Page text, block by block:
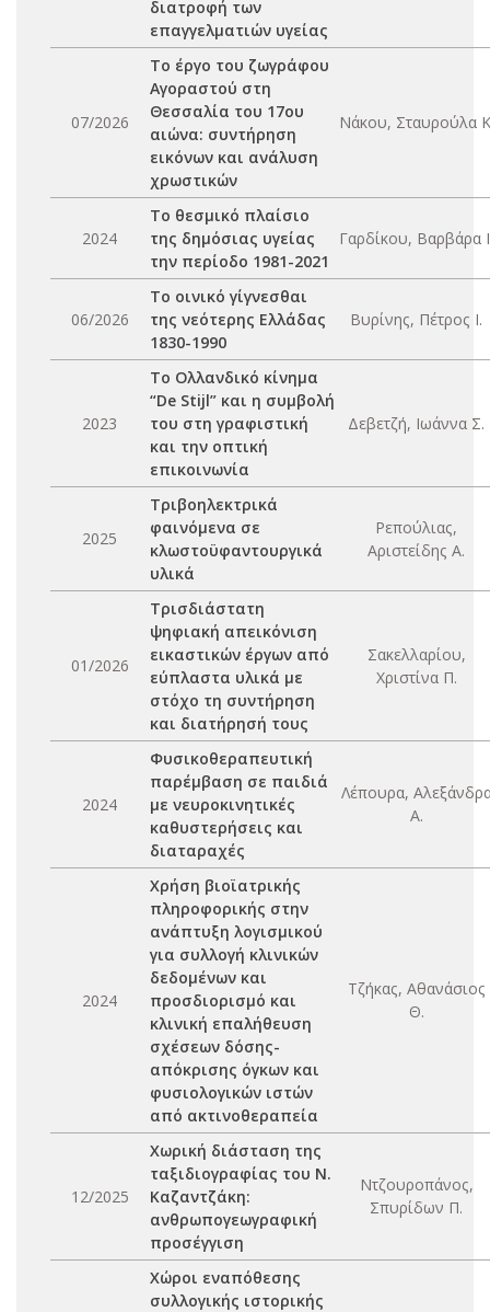
διατροφή των
επαγγελματιών υγείας
07/2026
Το έργο του ζωγράφου
Αγοραστού στη
Θεσσαλία του 17ου
αιώνα: συντήρηση
εικόνων και ανάλυση
χρωστικών
Νάκου, Σταυρούλα
2024
Το θεσμικό πλαίσιο
της δημόσιας υγείας
την περίοδο 1981-2021
Γαρδίκου, Βαρβάρα
06/2026
Το οινικό γίγνεσθαι
της νεότερης Ελλάδας
1830-1990
Βυρίνης, Πέτρος Ι.
2023
Το Ολλανδικό κίνημα
“De Stijl” και η συμβολή
του στη γραφιστική
και την οπτική
επικοινωνία
Δεβετζή, Ιωάννα Σ.
2025
Τριβοηλεκτρικά
φαινόμενα σε
κλωστοϋφαντουργικά
υλικά
Ρεπούλιας,
Αριστείδης Α.
01/2026
Τρισδιάστατη
ψηφιακή απεικόνιση
εικαστικών έργων από
εύπλαστα υλικά με
στόχο τη συντήρηση
και διατήρησή τους
Σακελλαρίου,
Χριστίνα Π.
2024
Φυσικοθεραπευτική
παρέμβαση σε παιδιά
με νευροκινητικές
καθυστερήσεις και
διαταραχές
Λέπουρα,
Α.
2024
Χρήση βιοϊατρικής
πληροφορικής στην
ανάπτυξη λογισμικού
για συλλογή κλινικών
δεδομένων και
προσδιορισμό και
κλινική επαλήθευση
σχέσεων δόσης-
απόκρισης όγκων και
φυσιολογικών ιστών
από ακτινοθεραπεία
Τζήκας, Αθανάσιος
Θ.
12/2025
Χωρική διάσταση της
ταξιδιογραφίας του Ν.
Καζαντζάκη:
ανθρωπογεωγραφική
προσέγγιση
Ντζουροπάνος,
Σπυρίδων Π.
Χώροι εναπόθεσης
συλλογικής ιστορικής